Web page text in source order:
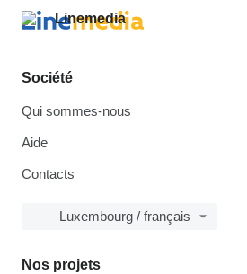
Société
Qui sommes-nous
Aide
Contacts
Luxembourg / français
Nos projets